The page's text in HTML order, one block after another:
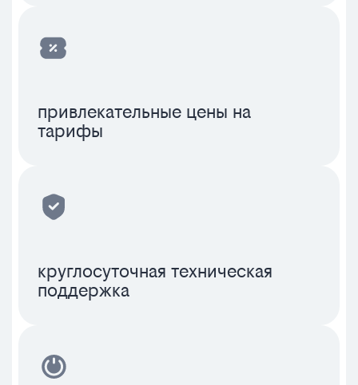
привлекательные цены на
тарифы
круглосуточная техническая
поддержка